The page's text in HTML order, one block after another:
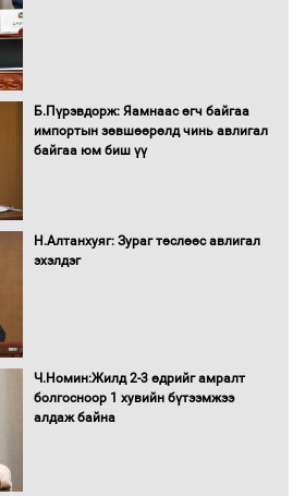
орчныг бүрдүүллээ
Б.Пүрэвдорж: Яамнаас өгч байгаа
импортын зөвшөөрөлд чинь авлигал
байгаа юм биш үү
Н.Алтанхуяг: Зураг төслөөс авлигал
эхэлдэг
Ч.Номин:Жилд 2-3 өдрийг амралт
болгосноор 1 хувийн бүтээмжээ
алдаж байна